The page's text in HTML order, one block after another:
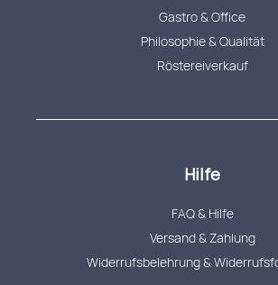
Gastro & Office
Philosophie & Qualität
Röstereiverkauf
Hilfe
FAQ & Hilfe
Versand & Zahlung
Widerrufsbelehrung &